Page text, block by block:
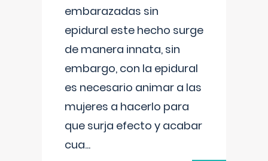
embarazadas sin
epidural este hecho surge
de manera innata, sin
embargo, con la epidural
es necesario animar a las
mujeres a hacerlo para
que surja efecto y acabar
cua...